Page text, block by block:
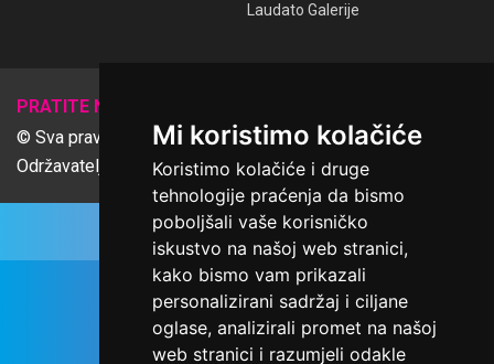
Mi koristimo kolačiće
Koristimo kolačiće i druge
tehnologije praćenja da bismo
poboljšali vaše korisničko
iskustvo na našoj web stranici,
kako bismo vam prikazali
personalizirani sadržaj i ciljane
oglase, analizirali promet na našoj
web stranici i razumjeli odakle
Laudato Galerije
PRATITE NAS
© Sva prava pridržana Udruga Ime dobrote
Održavatelj Netcom d.o.o., Riva 6, Rijeka